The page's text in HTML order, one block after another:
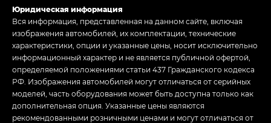
Юридическая информация
Вся информация, представленная на данном сайте, включая
изображения автомобилей, их комплектации, технические
характеристики, опции и указанные цены, носит исключительно
информационный характер и не является публичной офертой,
определяемой положениями статьи 437 Гражданского кодекса
РФ. Изображения автомобилей могут отличаться от серийных
моделей, часть оборудования может быть доступна только как
дополнительная опция. Указанные цены являются
рекомендованными розничными ценами и могут отличаться от